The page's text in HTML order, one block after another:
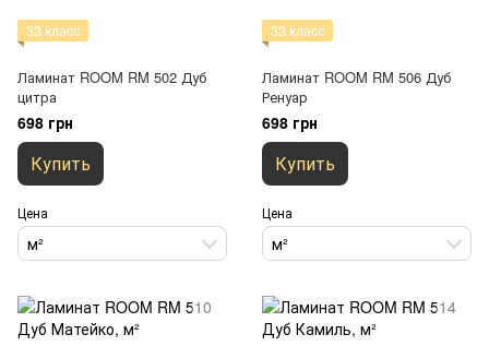
33 класс
Ламинат ROOM RM 502 Дуб
цитра
698 грн
Купить
Цена
м²
33 класс
Ламинат ROOM RM 506 Дуб
Ренуар
698 грн
Купить
Цена
м²